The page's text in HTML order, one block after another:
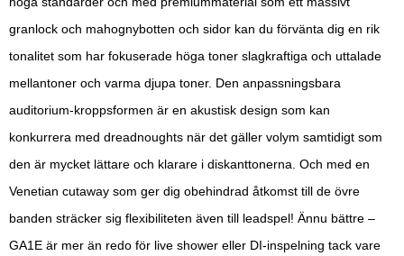
granlock och mahognybotten och sidor kan du förvänta dig en rik
tonalitet som har fokuserade höga toner slagkraftiga och uttalade
mellantoner och varma djupa toner. Den anpassningsbara
auditorium-kroppsformen är en akustisk design som kan
konkurrera med dreadnoughts när det gäller volym samtidigt som
den är mycket lättare och klarare i diskanttonerna. Och med en
Venetian cutaway som ger dig obehindrad åtkomst till de övre
banden sträcker sig flexibiliteten även till leadspel! Ännu bättre –
GA1E är mer än redo för live shower eller DI-inspelning tack vare